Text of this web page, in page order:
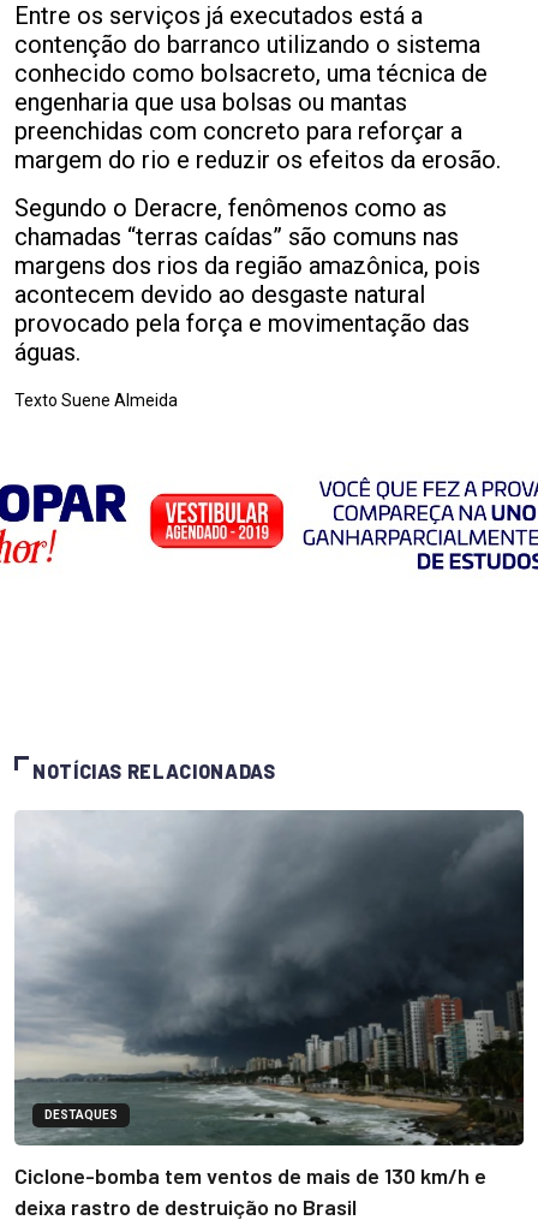
Entre os serviços já executados está a
contenção do barranco utilizando o sistema
conhecido como bolsacreto, uma técnica de
engenharia que usa bolsas ou mantas
preenchidas com concreto para reforçar a
margem do rio e reduzir os efeitos da erosão.
Segundo o Deracre, fenômenos como as
chamadas “terras caídas” são comuns nas
margens dos rios da região amazônica, pois
acontecem devido ao desgaste natural
provocado pela força e movimentação das
águas.
Texto Suene Almeida
NOTÍCIAS RELACIONADAS
DESTAQUES
Ciclone-bomba tem ventos de mais de 130 km/h e
deixa rastro de destruição no Brasil